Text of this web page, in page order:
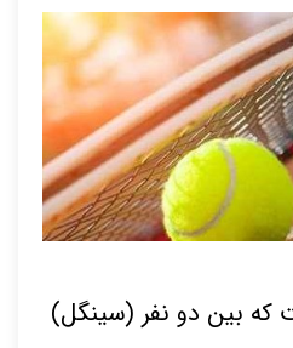
بین دو نفر (سینگل)